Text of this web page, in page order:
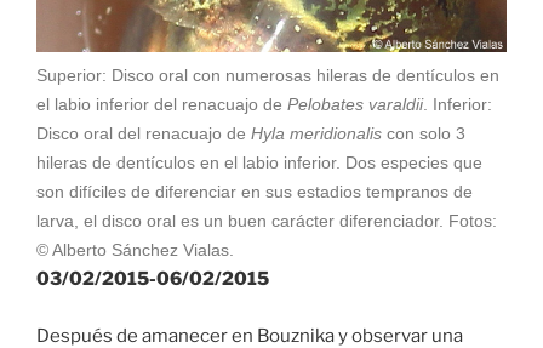
Superior: Disco oral con numerosas hileras de dentículos en
el labio inferior del renacuajo de Pelobates varaldii. Inferior:
Disco oral del renacuajo de Hyla meridionalis con solo 3
hileras de dentículos en el labio inferior. Dos especies que
son difíciles de diferenciar en sus estadios tempranos de
larva, el disco oral es un buen carácter diferenciador. Fotos:
© Alberto Sánchez Vialas.
03/02/2015-06/02/2015
Después de amanecer en Bouznika y observar una